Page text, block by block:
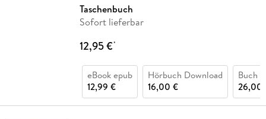
Taschenbuch
Sofort lieferbar
12,95 €*
eBook epub
12,99 €
Hörbuch Download
16,00 €
Buch
26,00